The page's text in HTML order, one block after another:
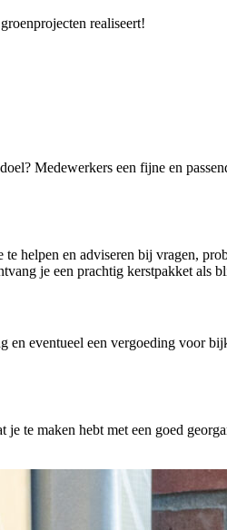
realiseert!
Medewerkers een fijne en
helpen en adviseren bij vragen,
je een prachtig kerstpakket als
en eventueel een vergoeding voor
te maken hebt met een goed